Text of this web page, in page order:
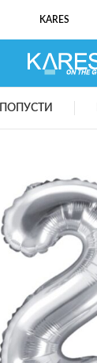
KARES
ПОПУСТИ